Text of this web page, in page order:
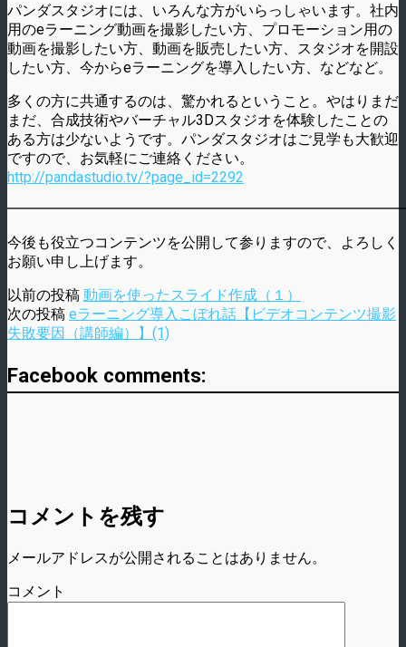
パンダスタジオには、いろんな方がいらっしゃいます。社内
用のeラーニング動画を撮影したい方、プロモーション用の
動画を撮影したい方、動画を販売したい方、スタジオを開設
したい方、今からeラーニングを導入したい方、などなど。
多くの方に共通するのは、驚かれるということ。やはりまだ
まだ、合成技術やバーチャル3Dスタジオを体験したことの
ある方は少ないようです。パンダスタジオはご見学も大歓迎
ですので、お気軽にご連絡ください。
http://pandastudio.tv/?page_id=2292
今後も役立つコンテンツを公開して参りますので、よろしく
お願い申し上げます。
以前の投稿 動画を使ったスライド作成（１）
次の投稿 eラーニング導入こぼれ話【ビデオコンテンツ撮影
失敗要因（講師編）】(1)
Facebook comments:
コメントを残す
メールアドレスが公開されることはありません。
コメント